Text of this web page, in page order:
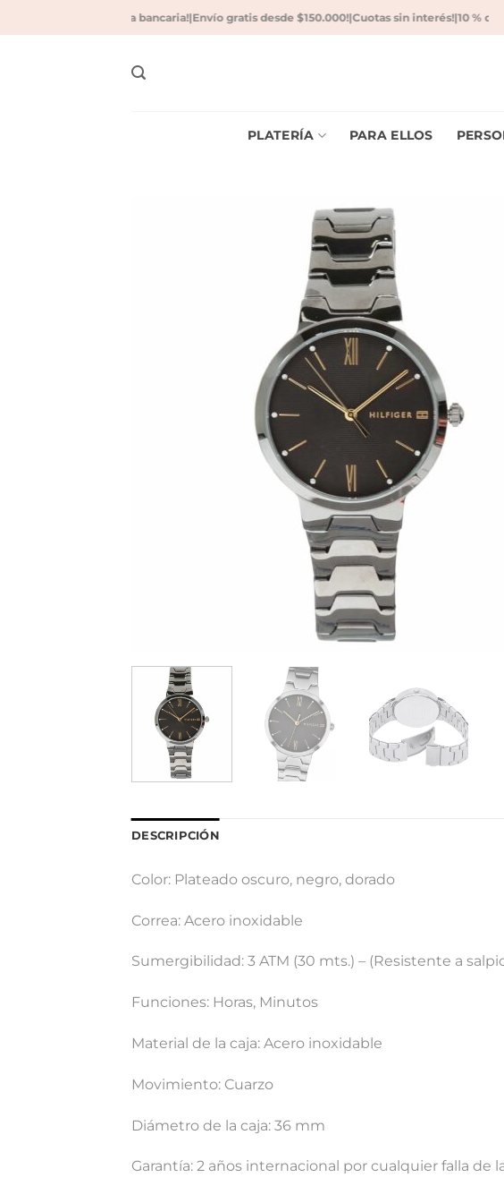
al
con transferencia bancaria!|Envío gratis desde $150.000!|Cuotas sin interés!|10 % de
PLATERÍA PARA ELLOS
DESCRIPCIÓN
Color: Plateado oscuro, negro, dorado
Correa: Acero inoxidable
Sumergibilidad: 3 ATM (30 mts.) – (Resistente a
Funciones: Horas, Minutos
Material de la caja: Acero inoxidable
Movimiento: Cuarzo
Diámetro de la caja: 36 mm
Garantía: 2 años internacional por cualquier falla de